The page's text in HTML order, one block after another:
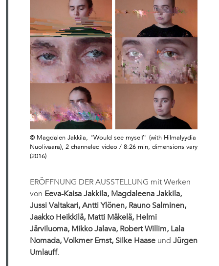
© Magdalen Jakkila, "Would see myself" (with Hilmalyydia
Nuolivaara), 2 channeled video / 8:26 min, dimensions vary
(2016)
ERÖFFNUNG DER AUSSTELLUNG mit Werken
von Eeva-Kaisa Jakkila, Magdaleena Jakkila,
Jussi Valtakari, Antti Ylönen, Rauno Salminen,
Jaakko Heikkilä, Matti Mäkelä, Helmi
Järviluoma, Mikko Jalava, Robert Willim, Lala
Nomada, Volkmer Ernst, Silke Haase und Jürgen
Umlauff.